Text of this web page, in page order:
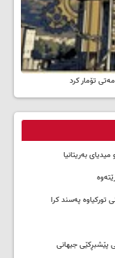
تۆمار کرد
بەریتانیا
تورکیاوە پەسند کرا
کورد لە ڕیزی ٤١ فینالیستی پێشبڕکێی جیهانی